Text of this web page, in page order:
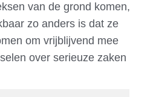
van de grond komen,
zo anders is dat ze
om vrijblijvend mee
over serieuze zaken